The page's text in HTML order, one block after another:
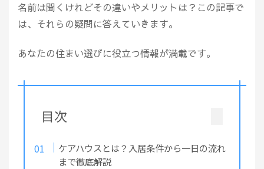
名前は聞くけれどその違いやメリットは？この記事で
は、それらの疑問に答えていきます。
あなたの住まい選びに役立つ情報が満載です。
目次
ケアハウスとは？入居条件から一日の流れ
まで徹底解説